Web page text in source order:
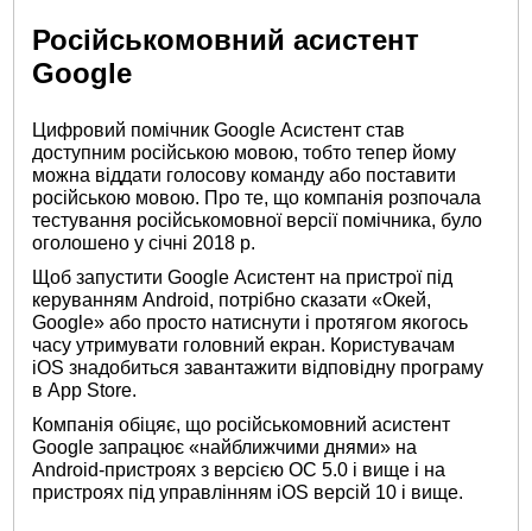
Російськомовний асистент
Google
Цифровий помічник Google Асистент став
доступним російською мовою, тобто тепер йому
можна віддати голосову команду або поставити
російською мовою. Про те, що компанія розпочала
тестування російськомовної версії помічника, було
оголошено у січні 2018 р.
Щоб запустити Google Асистент на пристрої під
керуванням Android, потрібно сказати «Окей,
Google» або просто натиснути і протягом якогось
часу утримувати головний екран. Користувачам
iOS знадобиться завантажити відповідну програму
в App Store.
Компанія обіцяє, що російськомовний асистент
Google запрацює «найближчими днями» на
Android-пристроях з версією ОС 5.0 і вище і на
пристроях під управлінням iOS версій 10 і вище.